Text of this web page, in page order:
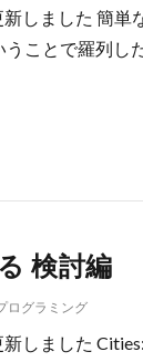
しました 簡
ことで羅列し
検討編
ログラミング
しました